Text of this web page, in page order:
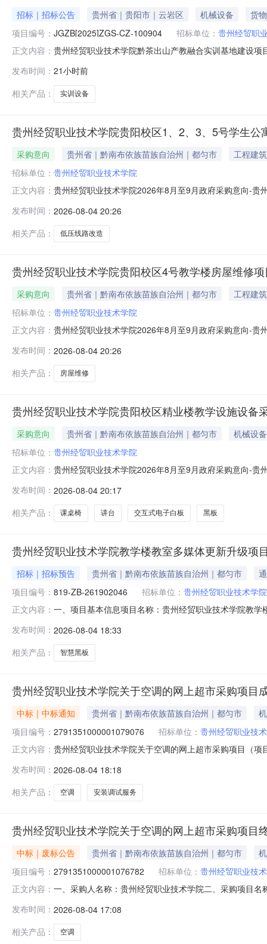
招标｜招标公告 贵州省｜贵阳市｜云岩区 机械设备
货物
项目编号： JGZB[2025]ZGS-CZ-100904 招标单位： 贵州经贸职
正文内容： 贵州经贸职业技术学院黔茶出山产教融合实训基地建设
2609:30:00（北京时间）前递交投标文件。一、项目基
发布时间： 21小时前
相关产品：
实训设备
贵州经贸职业技术学院贵阳校区1、2、3、5号学生
采购意向 贵州省｜黔南布依族苗族自治州｜都匀市
工程建筑
招标单位： 贵州经贸职业技术学院
正文内容： 贵州经贸职业技术学院2026年8月至9月政府采购意向-贵
称：贵州经贸职业技术学院贵阳校区1、2、3、5号学生
3、5号学生公
发布时间： 2026-08-04 20:26
相关产品：
低压线路改造
贵州经贸职业技术学院贵阳校区4号教学楼房屋维修
采购意向 贵州省｜黔南布依族苗族自治州｜都匀市
工程建筑
招标单位： 贵州经贸职业技术学院
正文内容： 贵州经贸职业技术学院2026年8月至9月政府采购意向-贵
金额：300.000000万元(人民币)采购品目：采购需求概
能或目标：针对4号
发布时间： 2026-08-04 20:26
相关产品：
房屋维修
贵州经贸职业技术学院贵阳校区精业楼教学设施设备
采购意向 贵州省｜黔南布依族苗族自治州｜都匀市
机械设备
招标单位： 贵州经贸职业技术学院
正文内容： 贵州经贸职业技术学院2026年8月至9月政府采购意向-贵
设备采购项目预算金额：150.000000万元(人民币)采购
量：1批采购需求功能或目
发布时间： 2026-08-04 20:17
相关产品：
课桌椅 讲台 交互式电子白板 黑板
贵州经贸职业技术学院教学楼教室多媒体更新升级项
招标｜招标预告 贵州省｜黔南布依族苗族自治州｜都匀市
项目编号： 819-ZB-261902046 招标单位： 贵州经贸职业技术学院
正文内容： 一、项目基本信息项目名称：贵州经贸职业技术学院教
构）1、采购人信息采购单位名称：贵州经贸职业技术学
发布时间： 2026-08-04 18:33
相关产品：
智慧黑板
贵州经贸职业技术学院关于空调的网上超市采购项目
中标｜中标通知 贵州省｜黔南布依族苗族自治州｜都匀市
项目编号： 2791351000001079076 招标单位： 贵州经贸职业技
正文内容： 贵州经贸职业技术学院关于空调的网上超市采购项目（
码:529900项目所在行政区划名称:贵州省本级报价起止
发布时间： 2026-08-04 18:18
相关产品：
空调 安装调试服务
贵州经贸职业技术学院关于空调的网上超市采购项目
中标｜废标公告 贵州省｜黔南布依族苗族自治州｜都匀市
项目编号： 2791351000001076782 招标单位： 贵州经贸职业技
正文内容： 一、采购人名称：贵州经贸职业技术学院二、采购项目
学院地址：贵州省都匀市绿茵湖产业园区联系人：联系
诉电话：传真：地址：
发布时间： 2026-08-04 17:08
相关产品：
空调